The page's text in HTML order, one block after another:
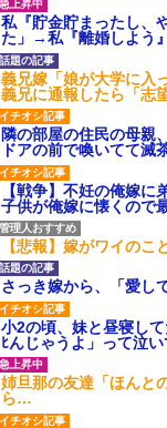
私『貯金貯まったし、
た」→私『離婚しよう
義兄嫁「娘が大学に入
義兄に通報したら「志
隣の部屋の住民の母親
ドアの前で喚いてて滅
【戦争】不妊の俺嫁
子供が俺嫁に懐くので
【悲報】嫁がワイの
さっき嫁から、「愛し
小2の頃、妹と昼寝し
ﾋんじゃうよ」って泣
姉旦那の友達「ほんと
ら…